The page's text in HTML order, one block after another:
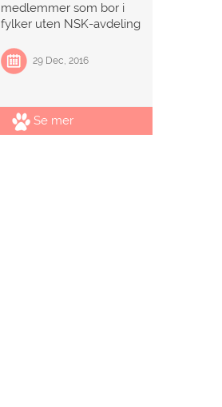
medlemmer som bor i
fylker uten NSK-avdeling
29 Dec, 2016
Se mer